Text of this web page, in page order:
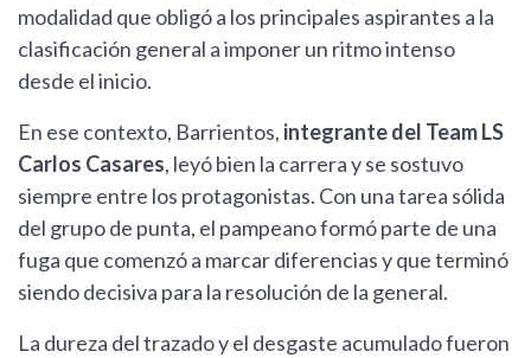
modalidad que obligó a los principales aspirantes a la
clasificación general a imponer un ritmo intenso
desde el inicio.
En ese contexto, Barrientos, integrante del Team LS
Carlos Casares, leyó bien la carrera y se sostuvo
siempre entre los protagonistas. Con una tarea sólida
del grupo de punta, el pampeano formó parte de una
fuga que comenzó a marcar diferencias y que terminó
siendo decisiva para la resolución de la general.
La dureza del trazado y el desgaste acumulado fueron